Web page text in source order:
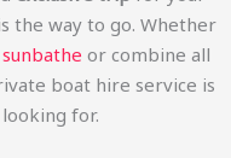
the way to go. Whether
sunbathe or combine all
boat hire service is
for.